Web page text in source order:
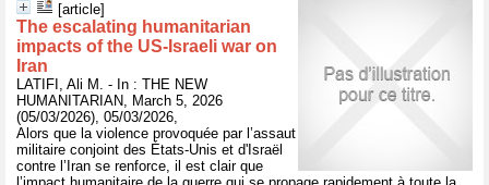
[article]
The escalating humanitarian
impacts of the US-Israeli war on
Iran
LATIFI, Ali M. - In : THE NEW
HUMANITARIAN, March 5, 2026
(05/03/2026), 05/03/2026,
Alors que la violence provoquée par l’assaut
militaire conjoint des États-Unis et d'Israël
contre l’Iran se renforce, il est clair que